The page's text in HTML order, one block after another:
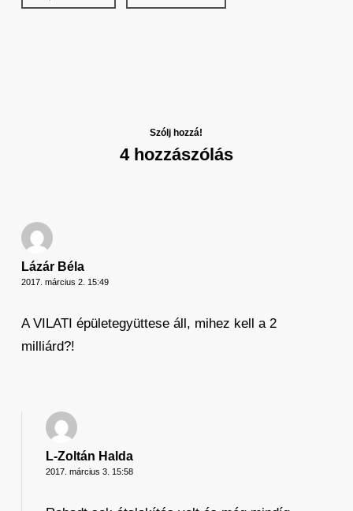
Szólj hozzá!
4 hozzászólás
Lázár Béla
2017. március 2. 15:49
A VILATI épületegyüttese áll, mihez kell a 2
milliárd?!
L-Zoltán Halda
2017. március 3. 15:58